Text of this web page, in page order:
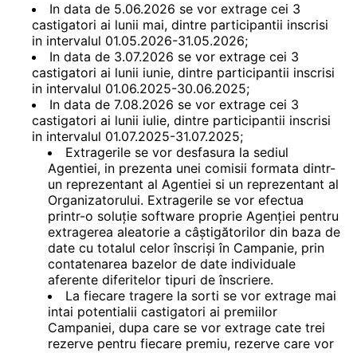
In data de 5.06.2026 se vor extrage cei 3
castigatori ai lunii mai, dintre participantii inscrisi
in intervalul 01.05.2026-31.05.2026;
In data de 3.07.2026 se vor extrage cei 3
castigatori ai lunii iunie, dintre participantii inscrisi
in intervalul 01.06.2025-30.06.2025;
In data de 7.08.2026 se vor extrage cei 3
castigatori ai lunii iulie, dintre participantii inscrisi
in intervalul 01.07.2025-31.07.2025;
Extragerile se vor desfasura la sediul
Agentiei, in prezenta unei comisii formata dintr-
un reprezentant al Agentiei si un reprezentant al
Organizatorului. Extragerile se vor efectua
printr-o soluție software proprie Agenției pentru
extragerea aleatorie a câștigătorilor din baza de
date cu totalul celor înscriși în Campanie, prin
contatenarea bazelor de date individuale
aferente diferitelor tipuri de înscriere.
La fiecare tragere la sorti se vor extrage mai
intai potentialii castigatori ai premiilor
Campaniei, dupa care se vor extrage cate trei
rezerve pentru fiecare premiu, rezerve care vor